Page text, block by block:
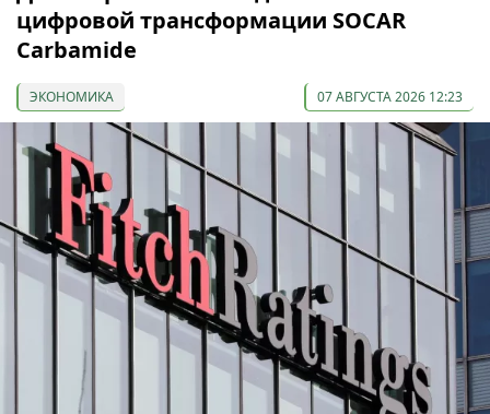
цифровой трансформации SOCAR
Carbamide
ЭКОНОМИКА 07 АВГУСТА 2026 12:23